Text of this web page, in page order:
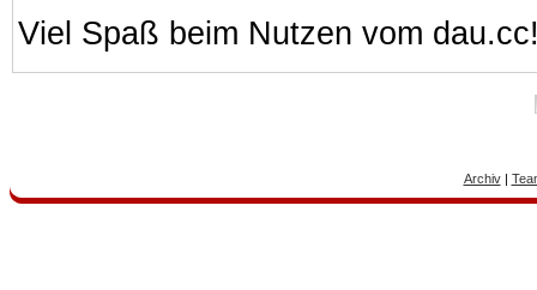
Viel Spaß beim Nutzen vom
Archiv|